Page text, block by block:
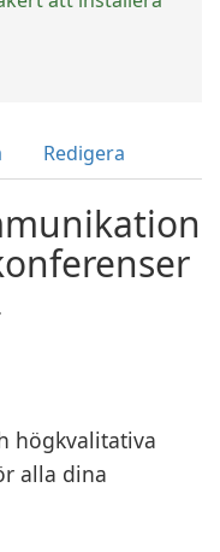
Redigera
högkvalitativa
alla dina